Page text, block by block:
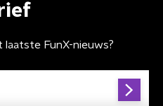
FunX-nieuws?